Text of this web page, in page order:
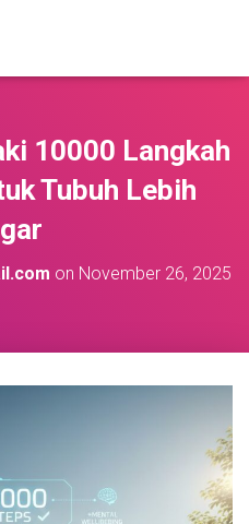
10000 Langkah
Tubuh Lebih
on November 26, 2025